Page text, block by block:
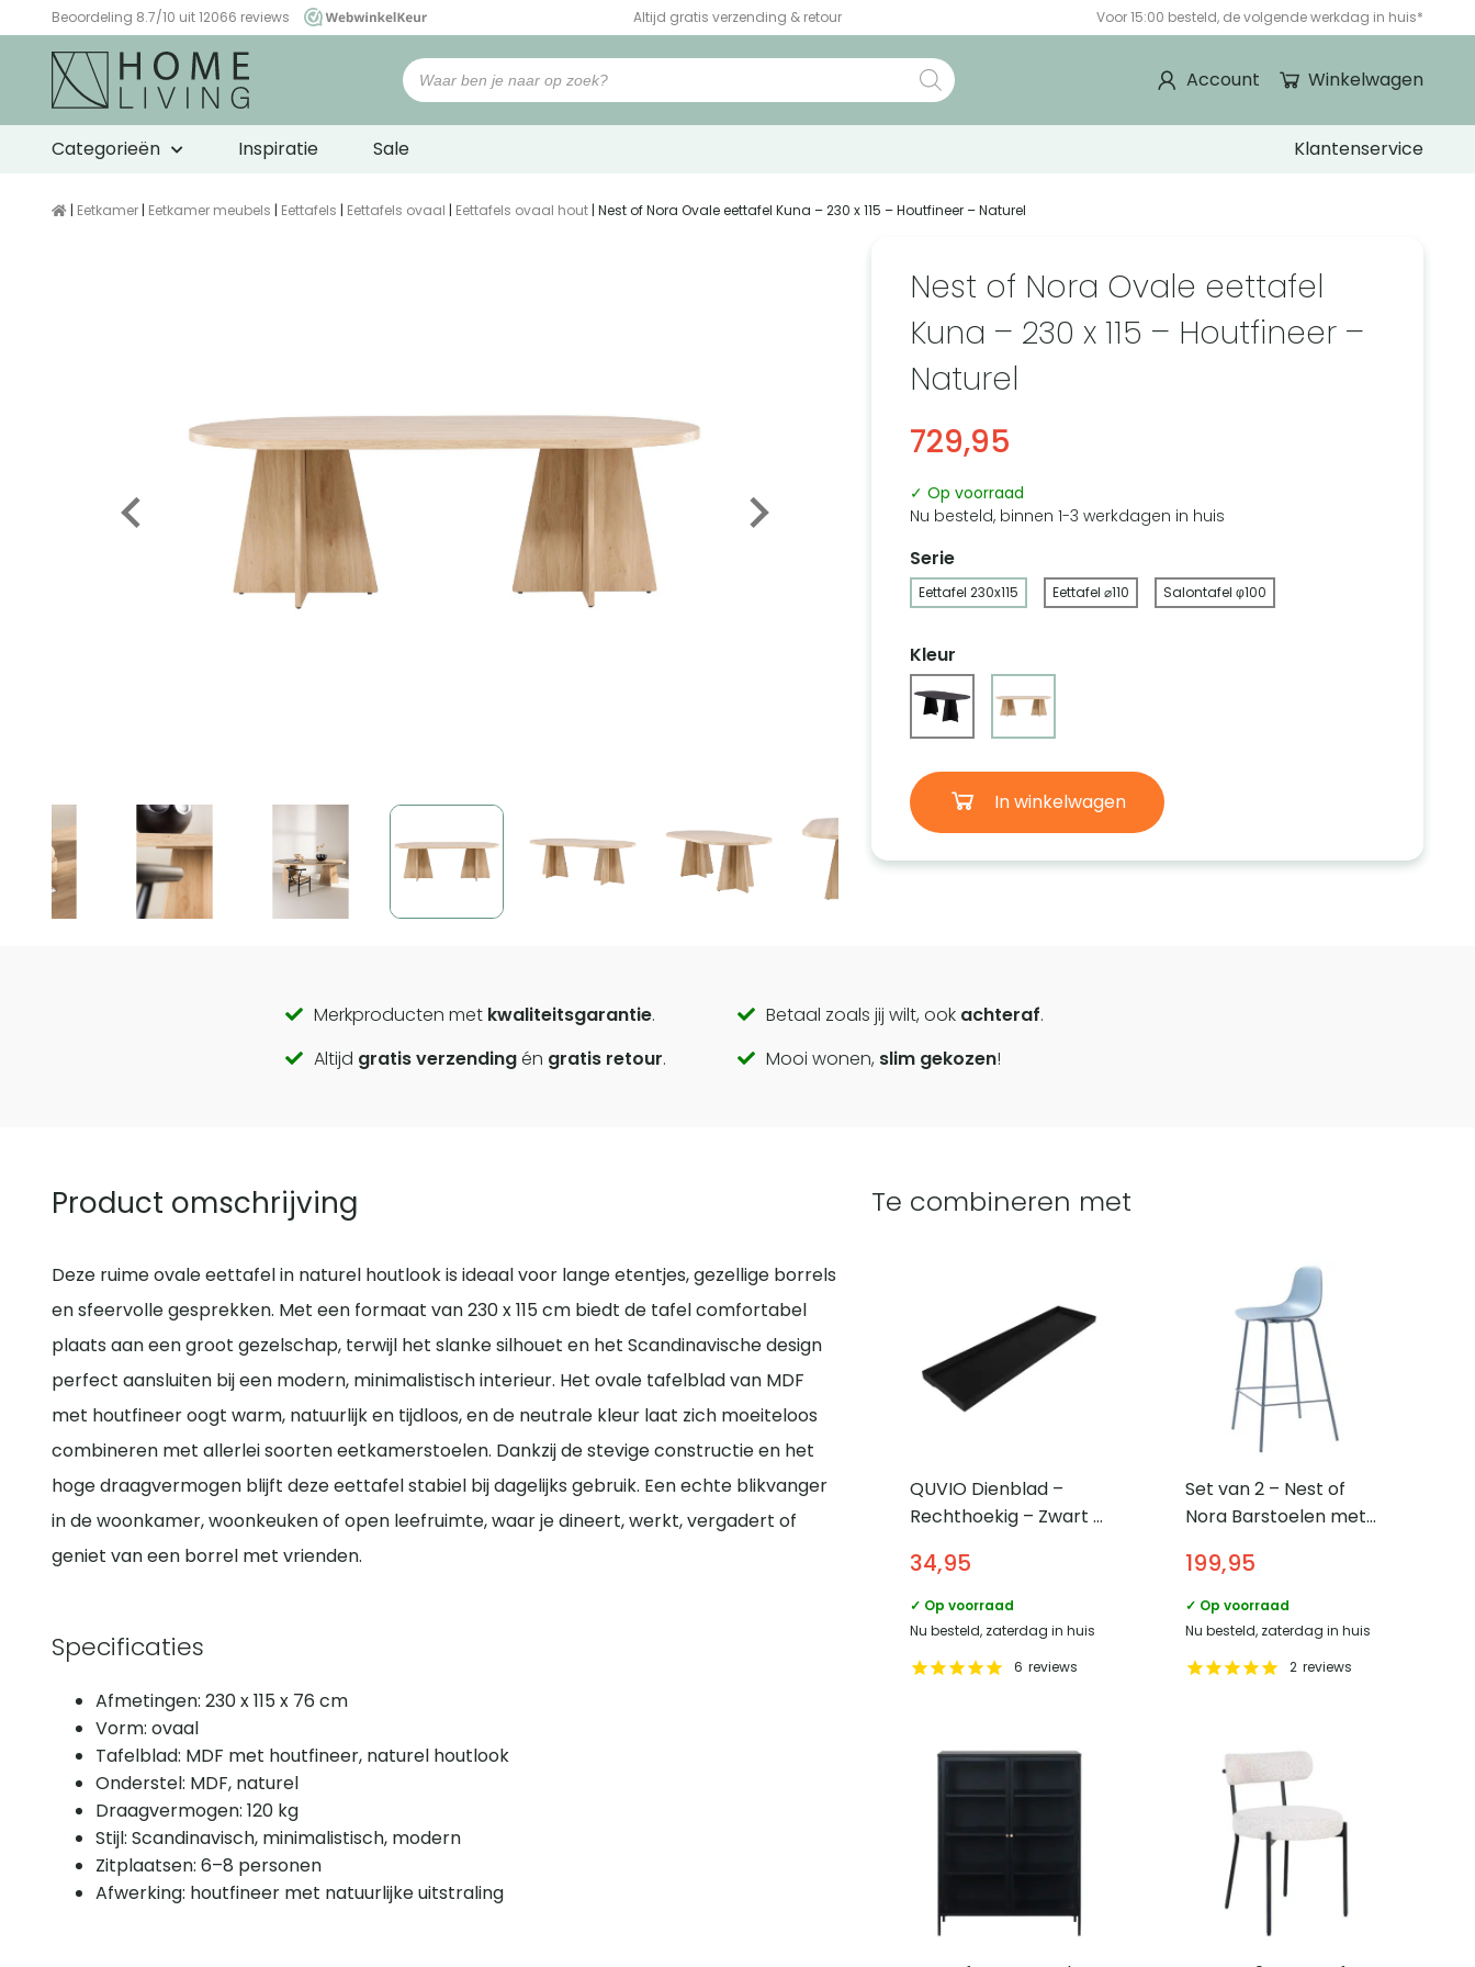
Beoordeling 8.7/10 uit 12066 reviews
WebwinkelKeur
Altijd gratis verzending & retour Voor 15:00 besteld, de volgende werkdag in huis*
Winkelwagen
Account
Categorieën Inspiratie Sale Klantenservice
| Eetkamer | Eetkamer meubels | Eettafels | Eettafels ovaal | Eettafels ovaal hout | Nest of Nora Ovale eettafel Kuna – 230 x 115 – Houtfineer – Naturel
Nest of Nora Ovale eettafel
Kuna – 230 x 115 – Houtfineer –
Naturel
729,95
✓ Op voorraad
Nu besteld, binnen 1-3 werkdagen in huis
Serie
Eettafel 230x115 Eettafel ⌀110 Salontafel φ100
Kleur
In winkelwagen
Call
to
Merkproducten met kwaliteitsgarantie. Betaal zoals jij wilt, ook achteraf.
Altijd gratis verzendingén gratis retour. Mooi wonen, slim gekozen!
Product omschrijving
Deze ruime ovale eettafel in naturel houtlook is ideaal voor lange etentjes, gezellige borrels
en sfeervolle gesprekken. Met een formaat van 230 x 115 cm biedt de tafel comfortabel
plaats aan een groot gezelschap, terwijl het slanke silhouet en het Scandinavische design
perfect aansluiten bij een modern, minimalistisch interieur. Het ovale tafelblad van MDF
met houtfineer oogt warm, natuurlijk en tijdloos, en de neutrale kleur laat zich moeiteloos
combineren met allerlei soorten eetkamerstoelen. Dankzij de stevige constructie en het
hoge draagvermogen blijft deze eettafel stabiel bij dagelijks gebruik. Een echte blikvanger
in de woonkamer, woonkeuken of open leefruimte, waar je dineert, werkt, vergadert of
geniet van een borrel met vrienden.
Specificaties
Afmetingen: 230 x 115 x 76 cm
Vorm: ovaal
Tafelblad: MDF met houtfineer, naturel houtlook
Onderstel: MDF, naturel
Draagvermogen: 120 kg
Stijl: Scandinavisch, minimalistisch, modern
Zitplaatsen: 6–8 personen
Afwerking: houtfineer met natuurlijke uitstraling
Te combineren met
QUVIO Dienblad –
Rechthoekig – Zwart –
34,95
✓ Op voorraad
Nu besteld, zaterdag in huis
6 reviews
Set van 2 – Nest of
Nora Barstoelen met
Metalen frame –
Blauw
199,95
✓ Op voorraad
Nu besteld, zaterdag in huis
2 reviews